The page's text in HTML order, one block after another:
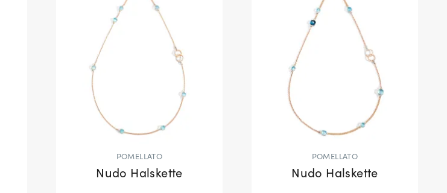
POMELLATO
Nudo Halskette
POMELLATO
Nudo Halskette